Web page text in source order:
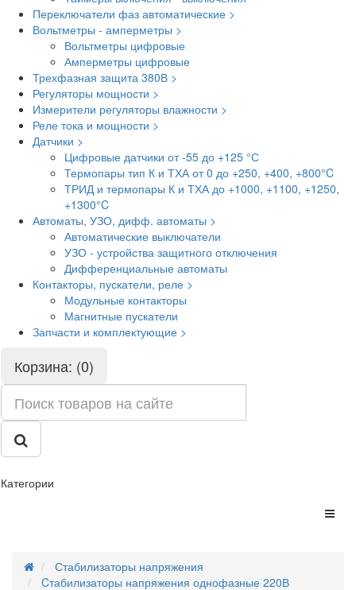
Переключатели фаз автоматические >
Вольтметры - амперметры >
Вольтметры цифровые
Амперметры цифровые
Трехфазная защита 380В >
Регуляторы мощности >
Измерители регуляторы влажности >
Реле тока и мощности >
Датчики >
Цифровые датчики от -55 до +125 °С
Термопары тип К и ТХА от 0 до +250, +400, +800°C
ТРИД и термопары К и ТХА до +1000, +1100, +1250,
+1300°C
Автоматы, УЗО, дифф. автоматы >
Автоматические выключатели
УЗО - устройства защитного отключения
Дифференциальные автоматы
Контакторы, пускатели, реле >
Модульные контакторы
Магнитные пускатели
Запчасти и комплектующие >
Корзина: (0)
Категории
Стабилизаторы напряжения
Cтабилизаторы напряжения однофазные 220В